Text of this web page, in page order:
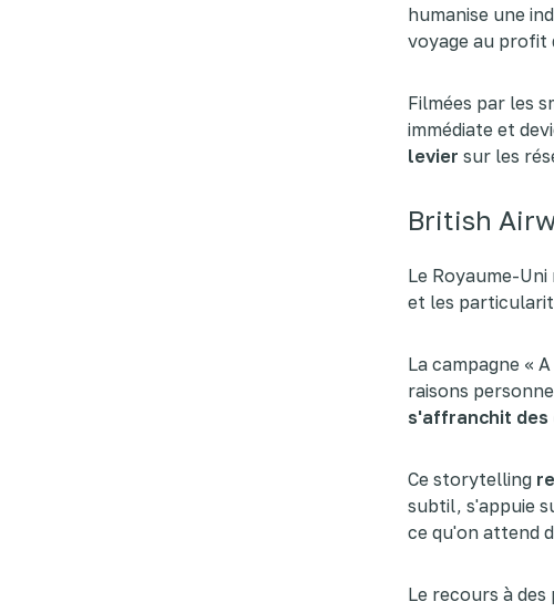
humanise une
voyage au profit
Filmées par les
immédiate et
levier sur les
British
Le Royaume-
et les
La campagne «
raisons
s'affranchit des
Ce storytelling
subtil, s'appuie
ce qu'on attend
Le recours à